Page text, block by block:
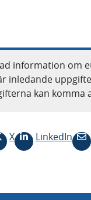
information om
inledande
kan komma
X LinkedIn